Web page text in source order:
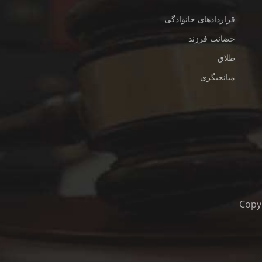
قراردادهای خانوادگی
حضانت فرزند
طلاق
میانجیگری